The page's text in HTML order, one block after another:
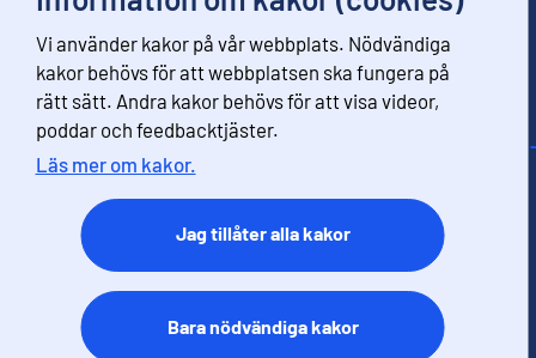
Vi använder kakor på vår webbplats. Nödvändiga
kakor behövs för att webbplatsen ska fungera på
rätt sätt. Andra kakor behövs för att visa videor,
poddar och feedbacktjäster.
Läs mer om kakor.
Jag tillåter alla kakor
Bara nödvändiga kakor
Beställ nyhetsbrev
Respons
Användarvillkor
Dataskydd
Tillgänglihet
Information om webbplatsen